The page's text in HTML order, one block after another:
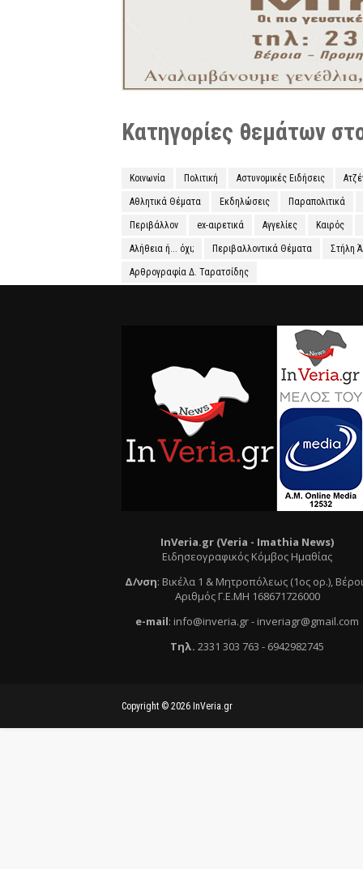
Κατηγορίες θεμάτων
Κοινωνία Πολιτική Αστυνομικές Ειδήσεις
Αθλητικά Θέματα Εκδηλώσεις Παραπολιτικά
Περιβάλλον ex-αιρετικά Αγγελίες Καιρός
Αλήθεια ή... όχι; Περιβαλλοντικά Θέματα Στήλη
Αρθρογραφία Δ. Ταρατσίδης
InVeria.gr (Veria - Ιmathia News)
Ειδησεογραφικός Κόμβος Ημαθίας
Δ/νση: Βικέλα 1 & Μητροπόλεως (1ος ορ.),
Αριθμός Γ.Ε.ΜΗ 168671726000
e-mail: info@inveria.gr- inveriagr@gmail.com
Τηλ. 2331 303 763 - 6942982745
Copyright © 2026 InVeria.gr